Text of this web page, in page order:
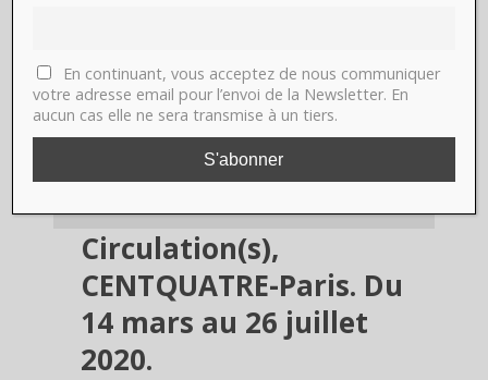
Paris. Du 14
mars au 26
juillet 2020.
Circulation(s),
CENTQUATRE-Paris. Du
14 mars au 26 juillet
2020.
En continuant, vous acceptez de nous communiquer
votre adresse email pour l’envoi de la Newsletter. En
aucun cas elle ne sera transmise à un tiers.